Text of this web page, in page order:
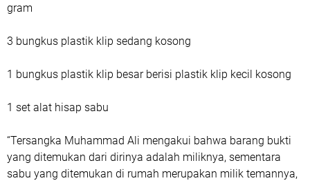
gram
3 bungkus plastik klip sedang kosong
1 bungkus plastik klip besar berisi plastik klip kecil kosong
1 set alat hisap sabu
“Tersangka Muhammad Ali mengakui bahwa barang bukti
yang ditemukan dari dirinya adalah miliknya, sementara
sabu yang ditemukan di rumah merupakan milik temannya,